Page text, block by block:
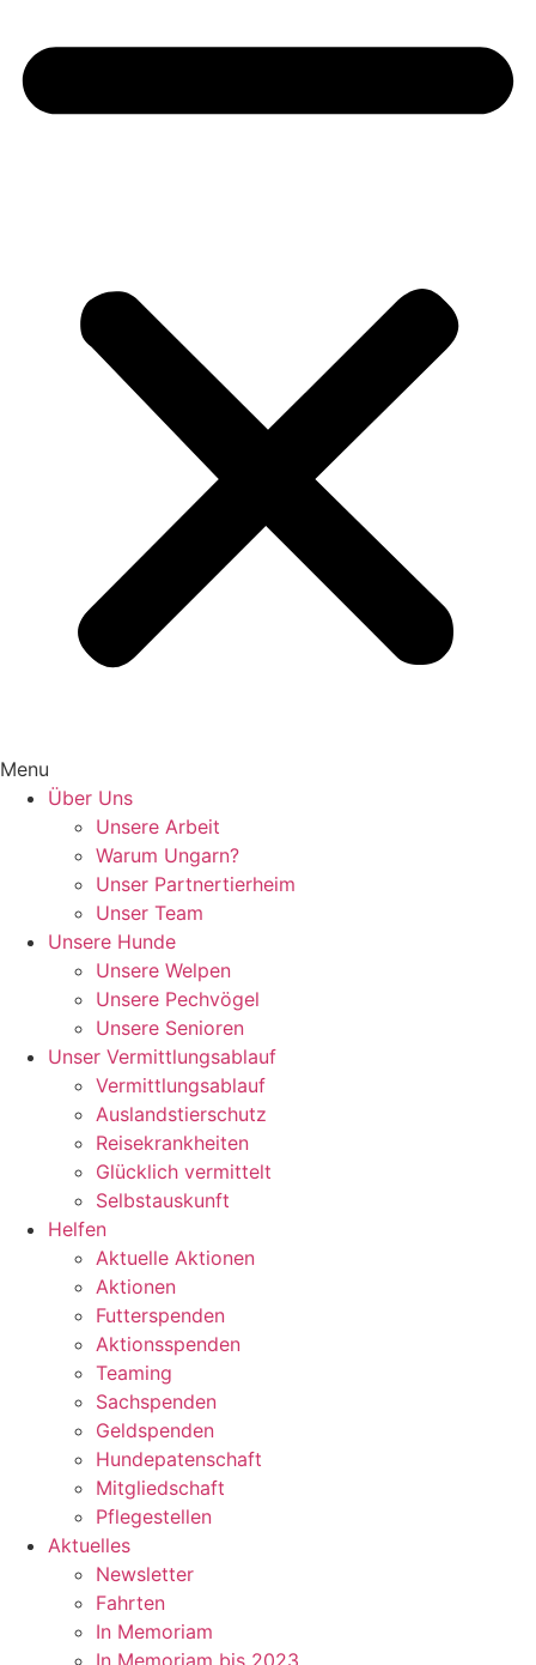
Menu
Über Uns
Unsere Arbeit
Warum Ungarn?
Unser Partnertierheim
Unser Team
Unsere Hunde
Unsere Welpen
Unsere Pechvögel
Unsere Senioren
Unser Vermittlungsablauf
Vermittlungsablauf
Auslandstierschutz
Reisekrankheiten
Glücklich vermittelt
Selbstauskunft
Helfen
Aktuelle Aktionen
Aktionen
Futterspenden
Aktionsspenden
Teaming
Sachspenden
Geldspenden
Hundepatenschaft
Mitgliedschaft
Pflegestellen
Aktuelles
Newsletter
Fahrten
In Memoriam